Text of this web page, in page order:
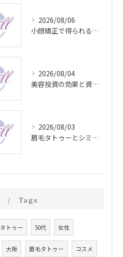
2026/08/06
小顔矯正で得られる顔変化の科学的効果
2026/08/04
美容投資の効果と資産価値の解説
2026/08/03
眉毛タトゥーとシミ予防に効く食材解説
Tags
タトゥー 50代 女性
大阪 眉毛タトゥー コスメ